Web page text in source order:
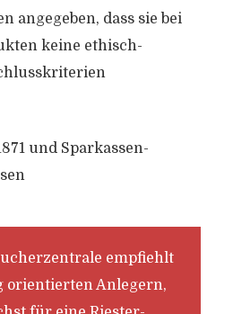
angegeben, dass sie bei
keine ethisch-
und Sparkassen-
empfiehlt
orientierten Anlegern,